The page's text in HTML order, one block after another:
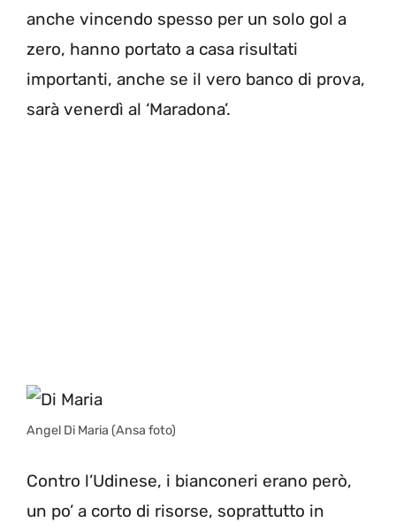
anche vincendo spesso per un solo gol a
zero, hanno portato a casa risultati
importanti, anche se il vero banco di prova,
sarà venerdì al ‘Maradona’.
Angel Di Maria (Ansa foto)
Contro l’Udinese, i bianconeri erano però,
un po’ a corto di risorse, soprattutto in